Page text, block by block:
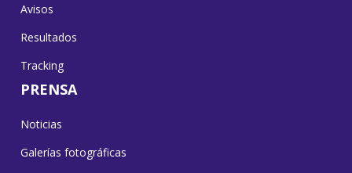
Avisos
Resultados
Tracking
PRENSA
Noticias
Galerías fotográficas